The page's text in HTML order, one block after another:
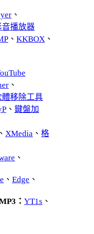
、
音播放器
、 KKBOX 、
、
體移除工具
、 鍵盤加
、 XMedia 、 格
、
、 Edge 、
： YT1s 、